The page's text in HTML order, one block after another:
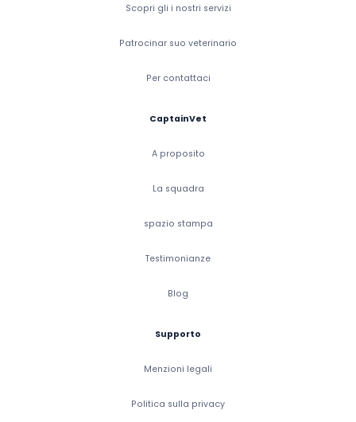
Scopri gli i nostri servizi
Patrocinar suo veterinario
Per contattaci
CaptainVet
A proposito
La squadra
spazio stampa
Testimonianze
Blog
Supporto
Menzioni legali
Politica sulla privacy